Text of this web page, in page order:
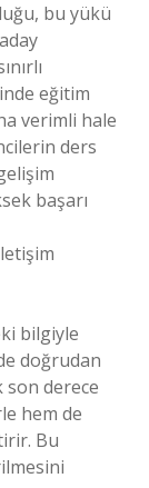
bu yükü
eğitim
verimli hale
ders
başarı
bilgiyle
doğrudan
derece
hem de
Bu